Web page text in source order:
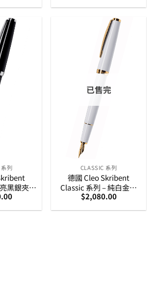
列
黑銀夾筆
02)
已售完
CLASSIC 系列
德國 Cleo Skribent
Classic 系列 – 純白金夾
14K 金筆嘴 墨水筆
$2,080.00